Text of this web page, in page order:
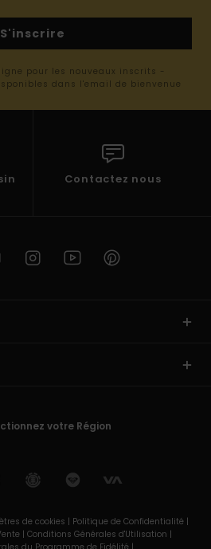
S'inscrire
pour les nouveaux inscrits -
dans l'email de bienvenue
Contactez nous
votre Région
de cookies | Politique de Confidentialité |
| Conditions Générales d'Utilisation |